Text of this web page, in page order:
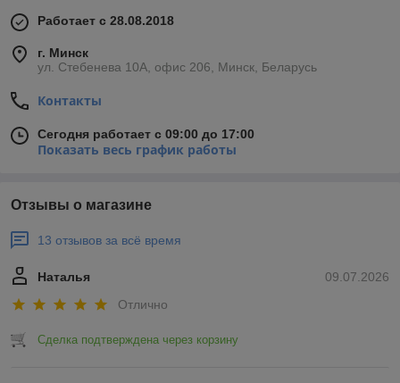
Работает с 28.08.2018
г. Минск
ул. Стебенева 10А, офис 206, Минск, Беларусь
Контакты
Сегодня работает с 09:00 до 17:00
Показать весь график работы
Отзывы о магазине
13 отзывов за всё время
09.07.2026
Наталья
Отлично
Сделка подтверждена через корзину